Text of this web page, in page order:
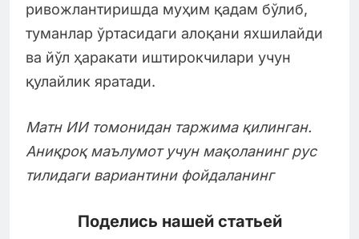
ривожлантиришда муҳим қадам бўлиб,
туманлар ўртасидаги алоқани яхшилайди
ва йўл ҳаракати иштирокчилари учун
қулайлик яратади.
Матн ИИ томонидан таржима қилинган.
Аниқроқ маълумот учун мақоланинг рус
тилидаги вариантини фойдаланинг
Поделись нашей статьей